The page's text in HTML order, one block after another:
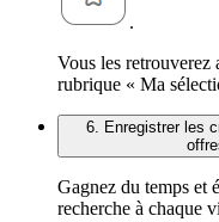
.
Vous les retrouverez
rubrique « Ma
6. Enregistrer les
Gagnez du temps et
recherche à chaque